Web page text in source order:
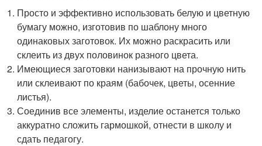
Просто и эффективно использовать белую и цветную
бумагу можно, изготовив по шаблону много
одинаковых заготовок. Их можно раскрасить или
склеить из двух половинок разного цвета.
Имеющиеся заготовки нанизывают на прочную нить
или склеивают по краям (бабочек, цветы, осенние
листья).
Соединив все элементы, изделие останется только
аккуратно сложить гармошкой, отнести в школу и
сдать педагогу.